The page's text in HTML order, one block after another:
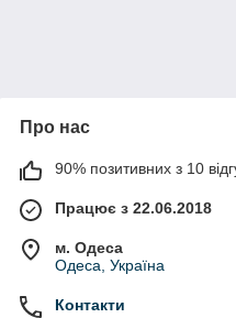
Про нас
90% позитивних з 10
Працює з 22.06.2018
м. Одеса
Одеса, Україна
Контакти